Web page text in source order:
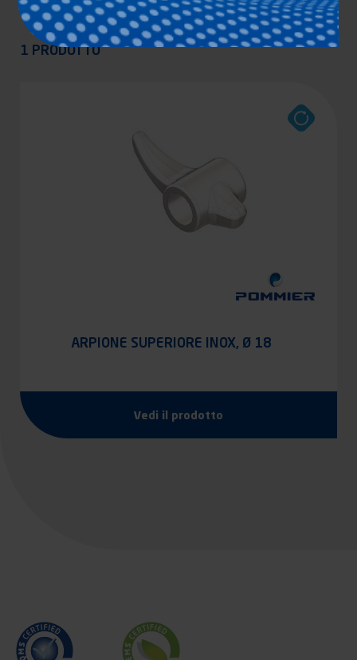
Appliquer
1 PRODOTTO
ARPIONE SUPERIORE INOX, Ø 18
Vedi il prodotto